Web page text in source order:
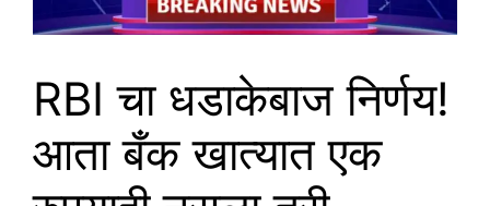
RBI चा धडाकेबाज निर्णय!
आता बँक खात्यात एक